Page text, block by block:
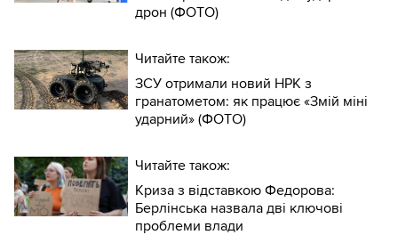
дрон (ФОТО)
Читайте також:
ЗСУ отримали новий НРК з
гранатометом: як працює «Змій міні
ударний» (ФОТО)
Читайте також:
Криза з відставкою Федорова:
Берлінська назвала дві ключові
проблеми влади